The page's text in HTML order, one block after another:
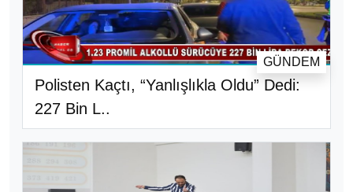
Polisten Kaçtı, “Yanlışlıkla Oldu” Dedi:
227 Bin L..
GÜNDEM